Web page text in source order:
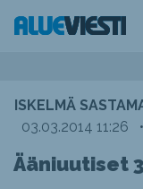
ISKELMÄ
03.03.2014 11:26
•
Ääniuutiset